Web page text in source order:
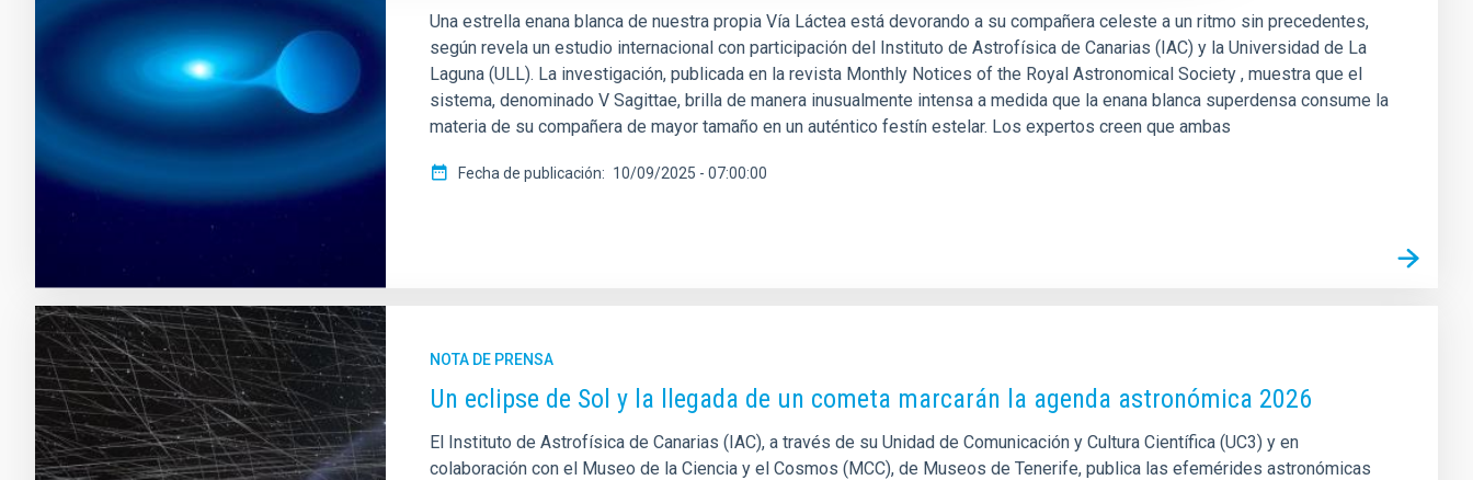
Una estrella enana blanca de nuestra propia Vía Láctea está devorando a su compañera celeste a un ritmo sin precedentes,
según revela un estudio internacional con participación del Instituto de Astrofísica de Canarias (IAC) y la Universidad de La
Laguna (ULL). La investigación, publicada en la revista Monthly Notices of the Royal Astronomical Society , muestra que el
sistema, denominado V Sagittae, brilla de manera inusualmente intensa a medida que la enana blanca superdensa consume la
materia de su compañera de mayor tamaño en un auténtico festín estelar. Los expertos creen que ambas
Fecha de publicación 10/09/2025 - 07:00:00
NOTA DE PRENSA
Un eclipse de Sol y la llegada de un cometa marcarán la agenda astronómica 2026
El Instituto de Astrofísica de Canarias (IAC), a través de su Unidad de Comunicación y Cultura Científica (UC3) y en
colaboración con el Museo de la Ciencia y el Cosmos (MCC), de Museos de Tenerife, publica las efemérides astronómicas